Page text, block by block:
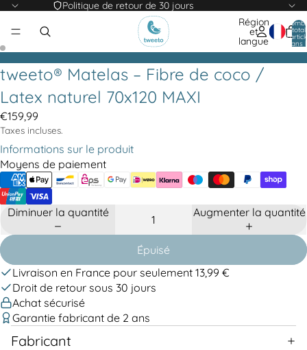
Politique de retour de 30 jours
Région
et
langue
total
dans
tweeto® Matelas – Fibre de coco /
Latex naturel 70x120 MAXI
€159,99
Taxes incluses.
Informations sur le produit
Moyens de paiement
Diminuer la quantité Augmenter la quantité
Épuisé
Livraison en France pour seulement 13,99 €
Droit de retour sous 30 jours
Achat sécurisé
Garantie fabricant de 2 ans
Fabricant